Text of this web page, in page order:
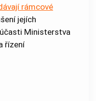
rámcové
jejích
Ministerstva
řízení